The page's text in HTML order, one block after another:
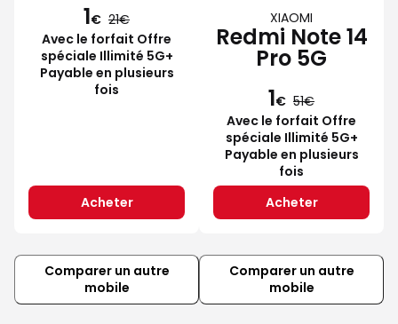
1€ 21
Avec le forfait Offre
spéciale Illimité 5G+
Payable en plusieurs
fois
Acheter
XIAOMI
Redmi Note 14
Pro 5G
1€ 51
Avec le forfait Offre
spéciale Illimité 5G+
Payable en plusieurs
fois
Acheter
Comparer un autre
mobile
Comparer un autre
mobile